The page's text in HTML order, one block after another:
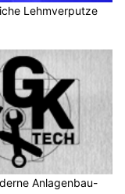
Lehmverputze
Anlagenbau-